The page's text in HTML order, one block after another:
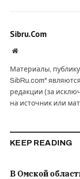
Sibru.Com
Website
Материалы,
SibRu.com"
редакции (за
на источник или
KEEP READING
В Омской